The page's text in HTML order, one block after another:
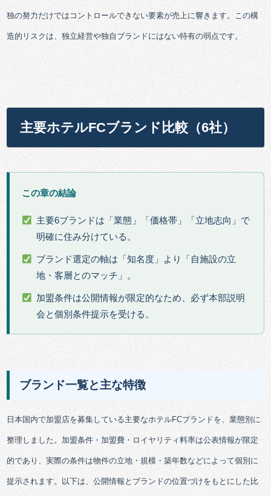
独の努力だけではコントロールできない要素が売上に響きます。この構
造的リスクは、独立経営や独自ブランドにはない特有の弱点です。
主要ホテルFCブランド比較（6社）
この章の結論
主要6ブランドは「業態」「価格帯」「立地志向」で
明確に住み分けている。
ブランド選定の軸は「知名度」より「自施設の立
地・客層とのマッチ」。
加盟条件は公開情報が限定的なため、必ず本部説明
会と個別条件提示を受ける。
ブランド一覧と主な特徴
日本国内で加盟店を募集している主要なホテルFCブランドを、業態別に
整理しました。加盟条件・加盟費・ロイヤリティ料率は公表情報が限定
的であり、実際の条件は物件の立地・規模・築年数などによって個別に
提示されます。以下は、公開情報とブランドの位置づけをもとにした比